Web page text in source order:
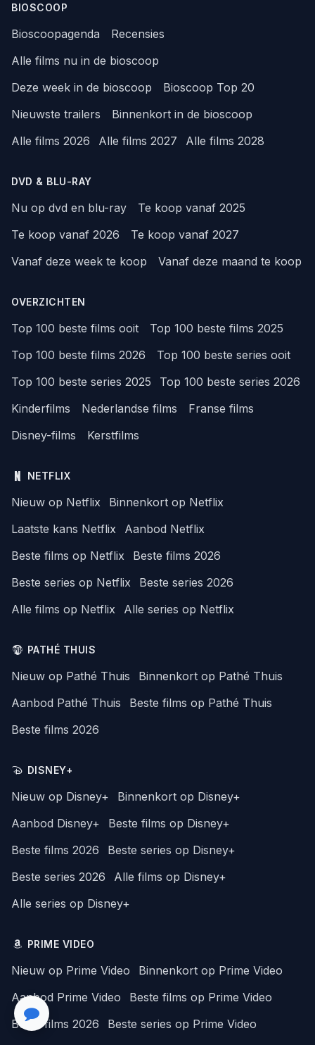
BIOSCOOP
Bioscoopagenda
Recensies
Alle films nu in de bioscoop
Deze week in de bioscoop
Bioscoop Top 20
Nieuwste trailers
Binnenkort in de bioscoop
Alle films 2026
Alle films 2027 Alle films 2028
DVD & BLU-RAY
Nu op dvd en blu-ray
Te koop vanaf 2025
Te koop vanaf 2026
Te koop vanaf 2027
Vanaf deze week te koop
Vanaf deze maand te koop
OVERZICHTEN
Top 100 beste films ooit
Top 100 beste films 2025
Top 100 beste films 2026
Top 100 beste series ooit
Top 100 beste series 2025
Top 100 beste series 2026
Kinderfilms
Nederlandse films
Franse films
Disney-films
Kerstfilms
NETFLIX
Nieuw op Netflix
Binnenkort op Netflix
Laatste kans Netflix
Aanbod Netflix
Beste films op Netflix
Beste films 2026
Beste series op Netflix
Beste series 2026
Alle films op Netflix
Alle series op Netflix
PATHÉ THUIS
Nieuw op Pathé Thuis
Binnenkort op Pathé Thuis
Aanbod Pathé Thuis
Beste films op Pathé Thuis
Beste films 2026
DISNEY+
Nieuw op Disney+
Binnenkort op Disney+
Aanbod Disney+
Beste films op Disney+
Beste films 2026
Beste series op Disney+
Beste series 2026
Alle films op Disney+
Alle series op Disney+
PRIME VIDEO
Nieuw op Prime Video
Binnenkort op Prime Video
Aanbod Prime Video
Beste films op Prime Video
Beste films 2026
Beste series op Prime Video